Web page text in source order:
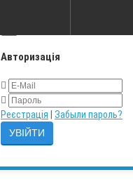
Авторизація
Реєстрація Забыли пароль?